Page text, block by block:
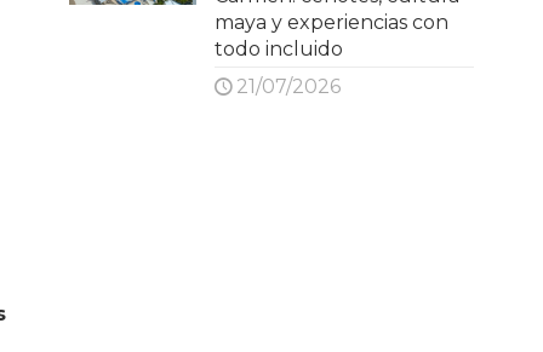
maya y experiencias con
todo incluido
21/07/2026